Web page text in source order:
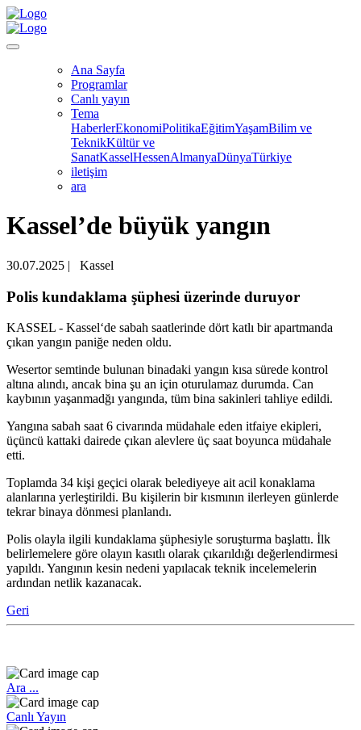
Ana Sayfa
Programlar
Canlı yayın
Tema
HaberlerEkonomiPolitikaEğitimYaşamBilim ve
TeknikKültür ve
SanatKasselHessenAlmanyaDünyaTürkiye
iletişim
ara
Kassel’de büyük yangın
30.07.2025 | Kassel
Polis kundaklama şüphesi üzerinde duruyor
KASSEL - Kassel‘de sabah saatlerinde dört katlı bir apartmanda
çıkan yangın paniğe neden oldu.
Wesertor semtinde bulunan binadaki yangın kısa sürede kontrol
altına alındı, ancak bina şu an için oturulamaz durumda. Can
kaybının yaşanmadğı yangında, tüm bina sakinleri tahliye edildi.
Yangına sabah saat 6 civarında müdahale eden itfaiye ekipleri,
üçüncü kattaki dairede çıkan alevlere üç saat boyunca müdahale
etti.
Toplamda 34 kişi geçici olarak belediyeye ait acil konaklama
alanlarına yerleştirildi. Bu kişilerin bir kısmının ilerleyen günlerde
tekrar binaya dönmesi planlandı.
Polis olayla ilgili kundaklama şüphesiyle soruşturma başlattı. İlk
belirlemelere göre olayın kasıtlı olarak çıkarıldığı değerlendirmesi
yapıldı. Yangının kesin nedeni yapılacak teknik incelemelerin
ardından netlik kazanacak.
Geri
Ara ...
Canlı Yayın